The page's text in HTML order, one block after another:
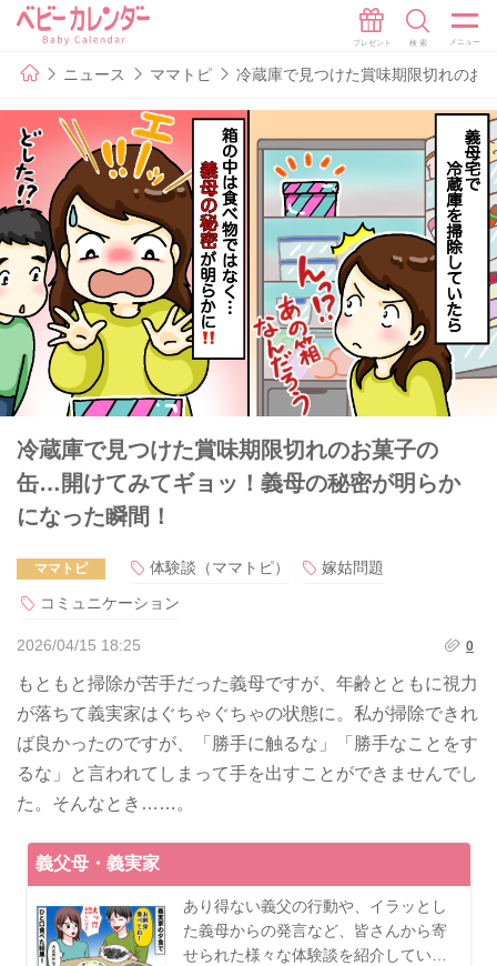
ニュース ママトピ 冷蔵庫で見つけた賞味期限切れのお
冷蔵庫で見つけた賞味期限切れのお菓子の
缶…開けてみてギョッ！義母の秘密が明らか
になった瞬間！
ママトピ 体験談（ママトピ）
嫁姑問題
コミュニケーション
2026/04/15 18:25 0
もともと掃除が苦手だった義母ですが、年齢とともに視力
が落ちて義実家はぐちゃぐちゃの状態に。私が掃除できれ
ば良かったのですが、「勝手に触るな」「勝手なことをす
るな」と言われてしまって手を出すことができませんでし
た。そんなとき……。
義父母・義実家
あり得ない義父の行動や、イラッとし
た義母からの発言など、皆さんから寄
せられた様々な体験談を紹介してい…